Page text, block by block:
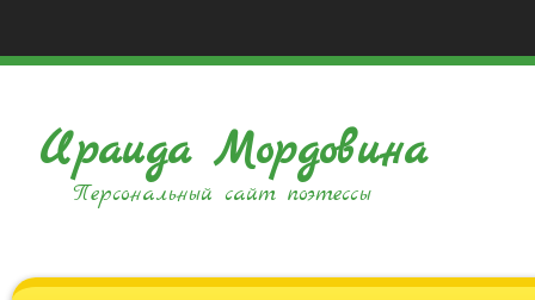
Ираида Мордовина
Персональный сайт поэтессы